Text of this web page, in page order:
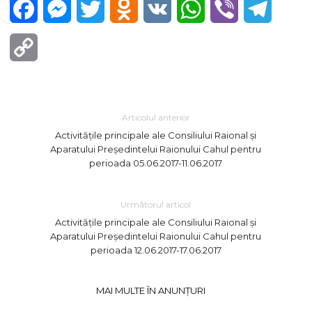
FacebookMessenger
Twitter Odnoklassniki
VK WhatsApp
Viber
Articolul anterior
Activităţile principale ale Consiliului Raional şi
Aparatului Preşedintelui Raionului Cahul pentru
perioada 05.06.2017-11.06.2017
Următorul articol
Activităţile principale ale Consiliului Raional şi
Aparatului Preşedintelui Raionului Cahul pentru
perioada 12.06.2017-17.06.2017
MAI MULTE ÎN ANUNȚURI